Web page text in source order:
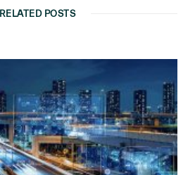
RELATED POSTS